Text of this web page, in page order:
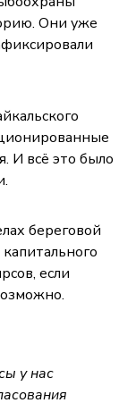
Они уже
И всё это было
береговой
если
у нас